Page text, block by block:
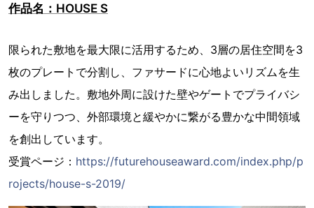
作品名：HOUSE S
限られた敷地を最大限に活用するため、3層の居住空間を3
枚のプレートで分割し、ファサードに心地よいリズムを生
み出しました。敷地外周に設けた壁やゲートでプライバシ
ーを守りつつ、外部環境と緩やかに繋がる豊かな中間領域
を創出しています。
受賞ページ： https://futurehouseaward.com/index.php/p
rojects/house-s-2019/